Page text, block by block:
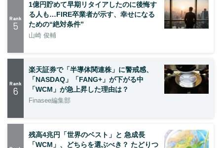
Rank
5
1億円貯めて早期リタイアしたのに後悔す
る人も…FIRE卒業者が示す、幸せになる
ための“絶対条件”
山崎 俊輔
Rank
6
楽天証券で「半導体関連株」に警戒感、
「NASDAQ」「FANG+」が下がる中
「WCM」が急上昇した理由は？
Finasee編集部
残高4兆円「世界のベスト」と 急成長
「WCM」、どちらを選ぶべき？ たどりつ